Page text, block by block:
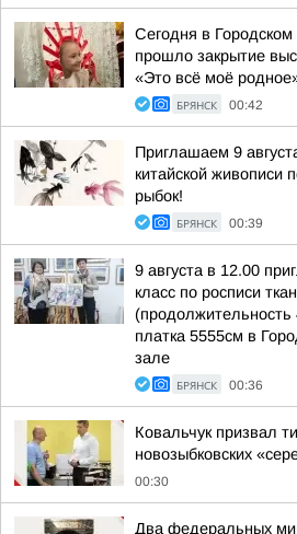
Сегодня в
прошло закрытие
«Это всё моё
БРЯНСК 00:42
Приглашаем 9
китайской живописи
рыбок!
БРЯНСК 00:39
9 августа в 12.00
класс по росписи
(продолжительность
платка 5555см в
зале
БРЯНСК 00:36
Ковальчук призвал
новозыбковских
00:30
Два федеральных